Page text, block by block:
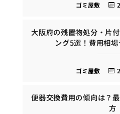
ゴミ屋敷
大阪府の残置物処分・片
ング5選！費用相
ゴミ屋敷
便器交換費用の傾向は？
方